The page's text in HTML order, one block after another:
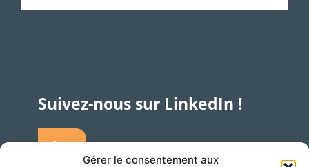
Gérer le consentement aux
Suivez-nous sur LinkedIn !